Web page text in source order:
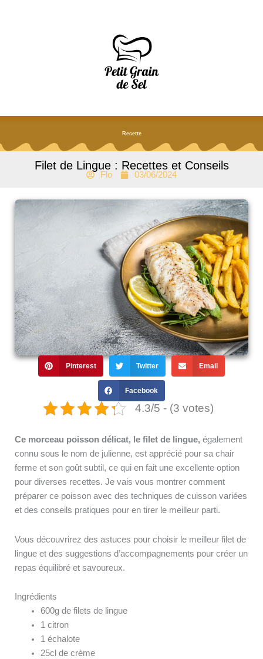
Recette
Filet de Lingue : Recettes et Conseils
Flo 03/06/2024
Pinterest Twitter Email
Facebook
4.3/5 - (3 votes)
Ce morceau poisson délicat, le filet de lingue, également
connu sous le nom de julienne, est apprécié pour sa chair
ferme et son goût subtil, ce qui en fait une excellente option
pour diverses recettes. Je vais vous montrer comment
préparer ce poisson avec des techniques de cuisson variées
et des conseils pratiques pour en tirer le meilleur parti.
Vous découvrirez des astuces pour choisir le meilleur filet de
lingue et des suggestions d’accompagnements pour créer un
repas équilibré et savoureux.
Ingrédients
600g de filets de lingue
1 citron
1 échalote
25cl de crème